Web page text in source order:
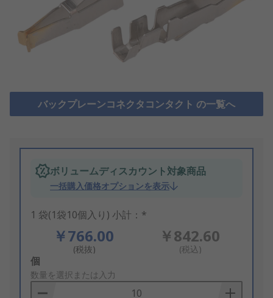
バックプレーンコネクタコンタクト の一覧へ
ボリュームディスカウント対象商品
一括購入価格オプションを表示
1 袋(1袋10個入り) 小計：*
￥766.00
(税抜)
￥842.60
(税込)
Add
to
Basket
個
数量を選択または入力